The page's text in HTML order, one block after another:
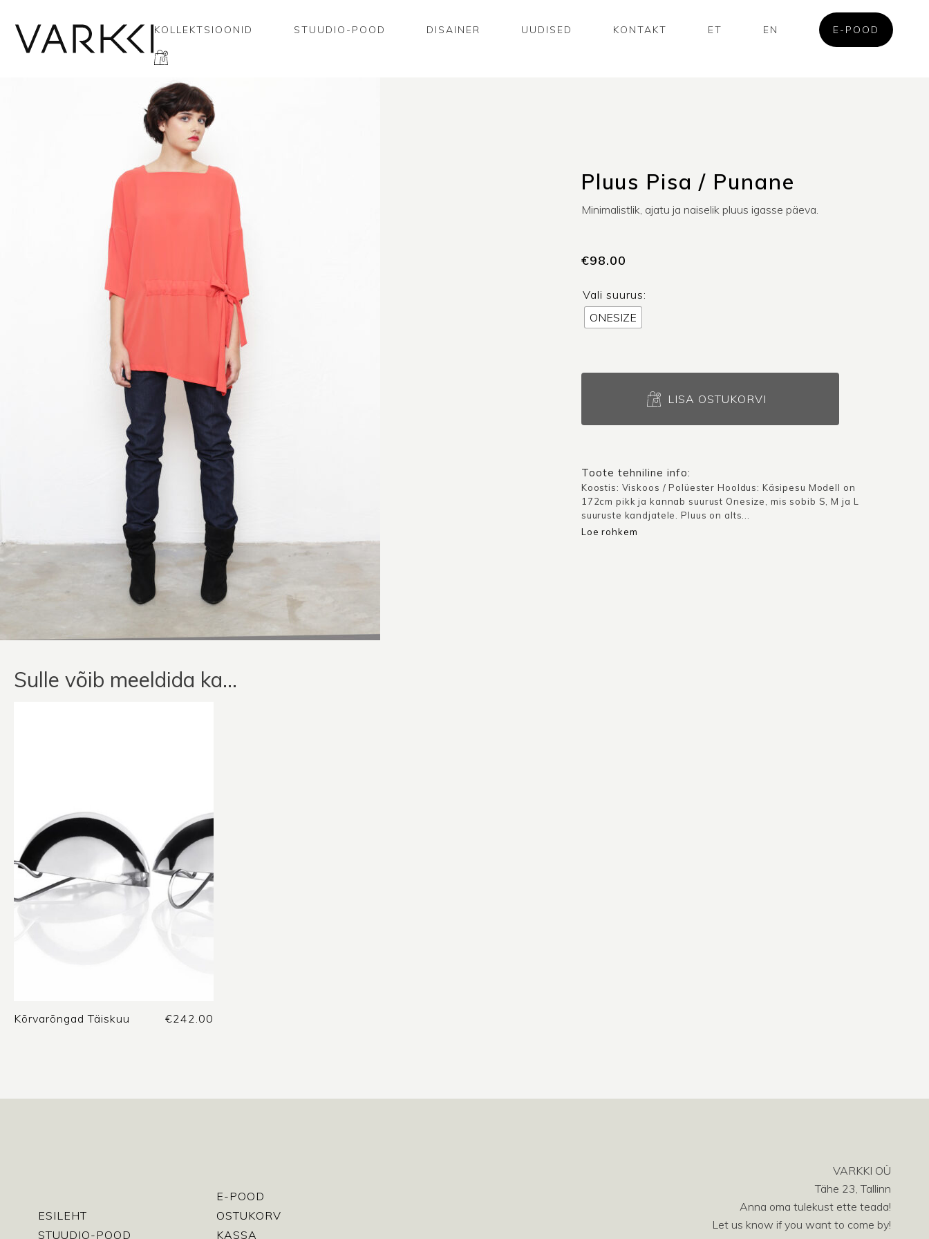
KOLLEKTSIOONID STUUDIO-POOD DISAINER UUDISED KONTAKT ET EN E-POOD
Pluus Pisa / Punane
Minimalistlik, ajatu ja naiselik pluus igasse päeva.
€98.00
Vali suurus:
ONESIZE
LISA OSTUKORVI
Toote tehniline info:
Koostis: Viskoos / Polüester Hooldus: Käsipesu Modell on
172cm pikk ja kannab suurust Onesize, mis sobib S, M ja L
suuruste kandjatele. Pluus on alts...
Loe rohkem
Sulle võib meeldida ka…
Kõrvarõngad Täiskuu €242.00
ESILEHT
STUUDIO-POOD
E-POOD
OSTUKORV
KASSA
VARKKI OÜ
Tähe 23, Tallinn
Anna oma tulekust ette teada!
Let us know if you want to come by!